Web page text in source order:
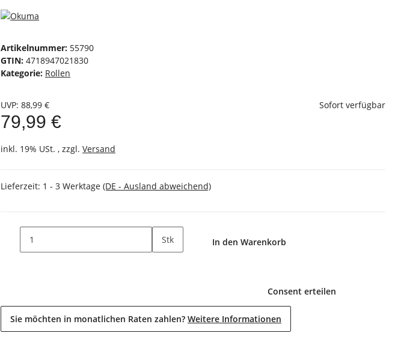
Artikelnummer: 55790
GTIN: 4718947021830
Kategorie: Rollen
UVP: 88,99 €
79,99 €
inkl. 19% USt. , zzgl. Versand
Sofort verfügbar
Lieferzeit: 1 - 3 Werktage (DE - Ausland abweichend)
Stk In den Warenkorb
Consent erteilen
Sie möchten in monatlichen Raten zahlen? Weitere Informationen